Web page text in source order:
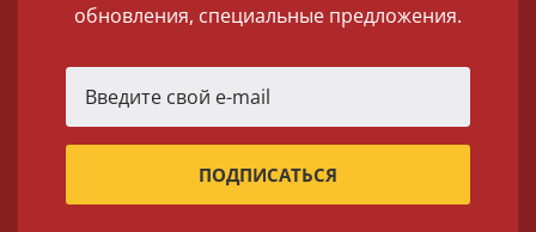
обновления, специальные предложения.